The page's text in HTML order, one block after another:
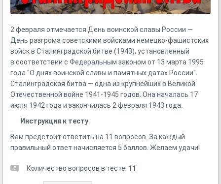
2 февраля отмечается День воинской славы России —
День разгрома советскими войсками немецко-фашистских
войск в Сталинградской битве (1943), установленный
в соответствии с Федеральным законом от 13 марта 1995
года "О днях воинской славы и памятных датах России".
Сталинградская битва — одна из крупнейших в Великой
Отечественной войне 1941-1945 годов. Она началась 17
июля 1942 года и закончилась 2 февраля 1943 года.
Инструкция к тесту
Вам предстоит ответить на 11 вопросов. За каждый
правильный ответ начисляется 5 баллов. Желаем удачи!
Количество вопросов в тесте: 11